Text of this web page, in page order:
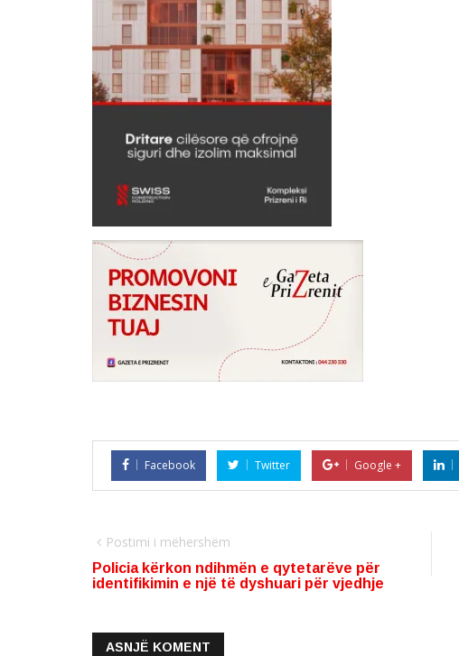
Facebook Twitter Google +
Postimi i mëhershëm
Policia kërkon ndihmën e qytetarëve për
identifikimin e një të dyshuari për vjedhje
ASNJË KOMENT